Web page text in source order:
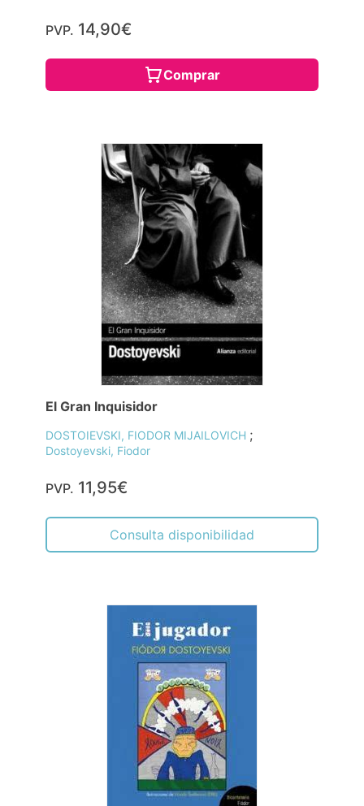
PVP. 14,90€
Comprar
El Gran Inquisidor
DOSTOIEVSKI, FIODOR MIJAILOVICH ;
Dostoyevski, Fiodor
PVP. 11,95€
Consulta disponibilidad